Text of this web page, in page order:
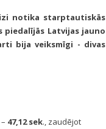
notika starptautiskās
piedalījās Latvijas jauno
bija veiksmīgi - divas
47,12 sek., zaudējot